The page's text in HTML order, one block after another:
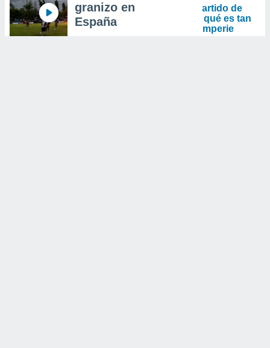
Un rayo cae en pleno partido de
fútbol en Tailandia: por qué es tan
peligroso estar a la intemperie
granizo en
España